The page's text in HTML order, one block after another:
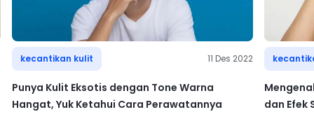
kecantikan kulit 11 Des 2022
Punya Kulit Eksotis dengan Tone Warna
Hangat, Yuk Ketahui Cara Perawatannya
dan Efek